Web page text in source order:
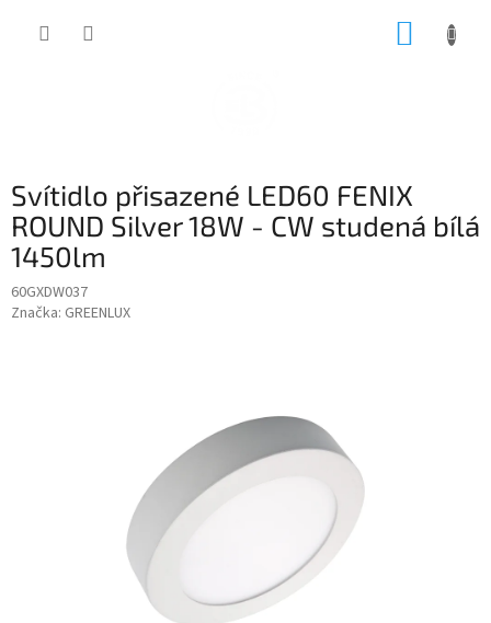
Svítidlo přisazené LED60 FENIX
ROUND Silver 18W - CW studená bílá
1450lm
60GXDW037
Značka: GREENLUX